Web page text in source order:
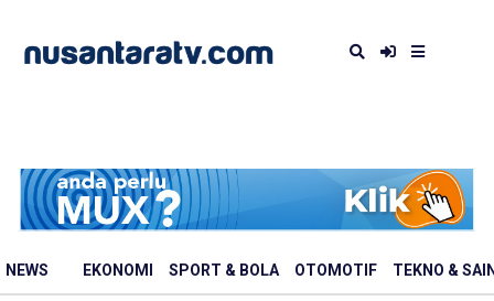
NEWS EKONOMI SPORT & BOLA OTOMOTIF TEKNO &